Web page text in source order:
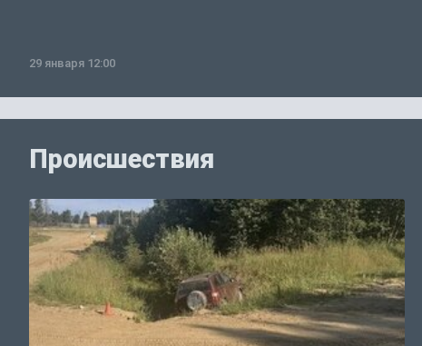
29 января 12:00
Происшествия